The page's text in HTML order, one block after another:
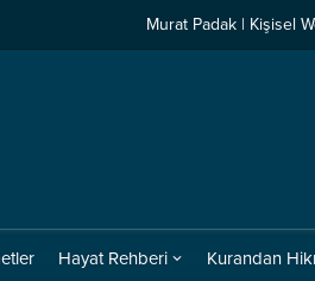
Murat Padak | Kişisel
Hayat Rehberi Kurandan